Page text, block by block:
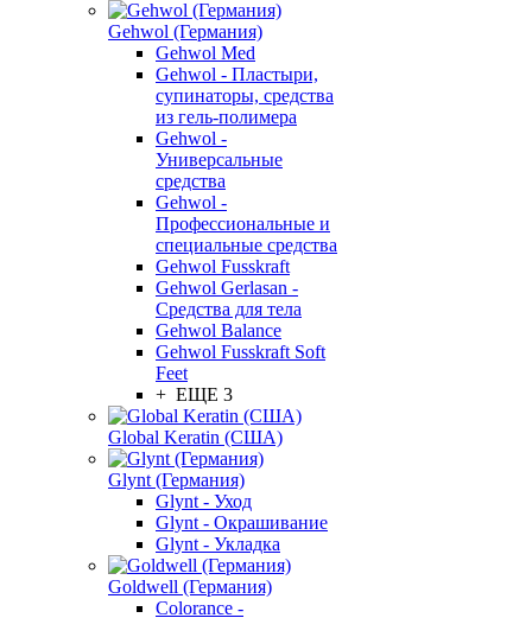
Gehwol (Германия)
Gehwol Med
Gehwol - Пластыри,
супинаторы, средства
из гель-полимера
Gehwol -
Универсальные
средства
Gehwol -
Профессиональные и
специальные средства
Gehwol Fusskraft
Gehwol Gerlasan -
Средства для тела
Gehwol Balance
Gehwol Fusskraft Soft
Feet
+ ЕЩЕ 3
Global Keratin (США)
Glynt (Германия)
Glynt - Уход
Glynt - Окрашивание
Glynt - Укладка
Goldwell (Германия)
Colorance -